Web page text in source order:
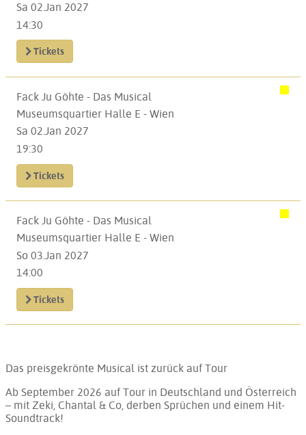
Sa 02.Jan 2027
14:30
Tickets
Fack Ju Göhte - Das Musical
Museumsquartier Halle E - Wien
Sa 02.Jan 2027
19:30
Tickets
Fack Ju Göhte - Das Musical
Museumsquartier Halle E - Wien
So 03.Jan 2027
14:00
Tickets
Das preisgekrönte Musical ist zurück auf Tour
Ab September 2026 auf Tour in Deutschland und Österreich
– mit Zeki, Chantal & Co, derben Sprüchen und einem Hit-
Soundtrack!